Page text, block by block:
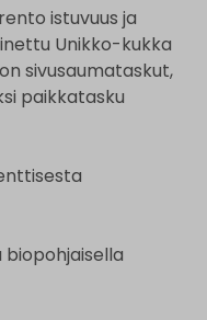
istuvuus ja
Unikko-kukka
sivusaumataskut,
paikkatasku